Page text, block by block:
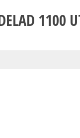
1100